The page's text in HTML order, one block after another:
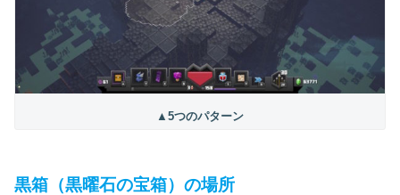
▲5つのパターン
黒箱（黒曜石の宝箱）の場所